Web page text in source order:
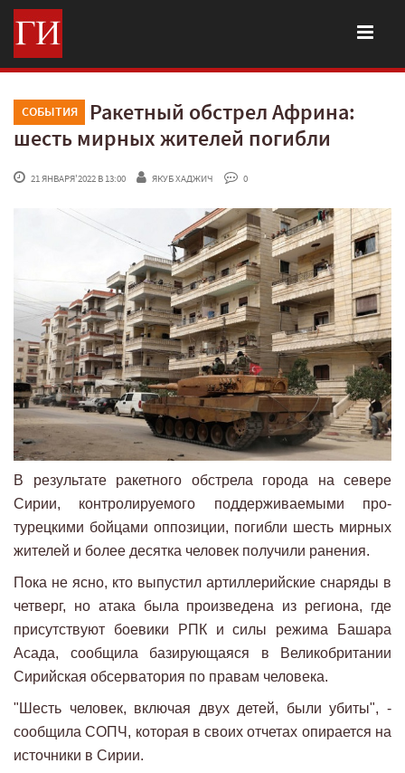
СОБЫТИЯ
Ракетный обстрел Африна:
шесть мирных жителей погибли
21 ЯНВАРЯ'2022 В 13:00 ЯКУБ ХАДЖИЧ 0
В результате ракетного обстрела города на севере
Сирии, контролируемого поддерживаемыми про-
турецкими бойцами оппозиции, погибли шесть мирных
жителей и более десятка человек получили ранения.
Пока не ясно, кто выпустил артиллерийские снаряды в
четверг, но атака была произведена из региона, где
присутствуют боевики РПК и силы режима Башара
Асада, сообщила базирующаяся в Великобритании
Сирийская обсерватория по правам человека.
"Шесть человек, включая двух детей, были убиты", -
сообщила СОПЧ, которая в своих отчетах опирается на
источники в Сирии.